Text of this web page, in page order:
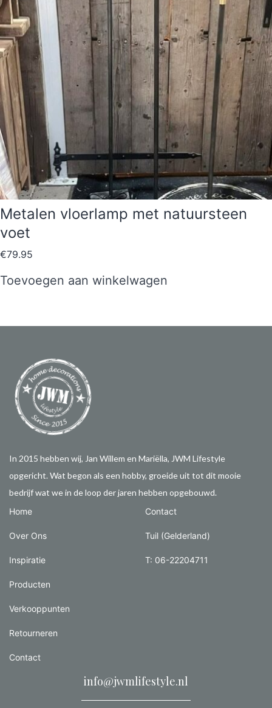
Metalen vloerlamp met natuursteen
voet
€79.95
Toevoegen aan winkelwagen
In 2015 hebben wij, Jan Willem en Mariëlla, JWM Lifestyle
opgericht. Wat begon als een hobby, groeide uit tot dit mooie
bedrijf wat we in de loop der jaren hebben opgebouwd.
Home
Over Ons
Inspiratie
Producten
Verkooppunten
Retourneren
Contact
Contact
Tuil (Gelderland)
T: 06-22204711
info@jwmlifestyle.nl